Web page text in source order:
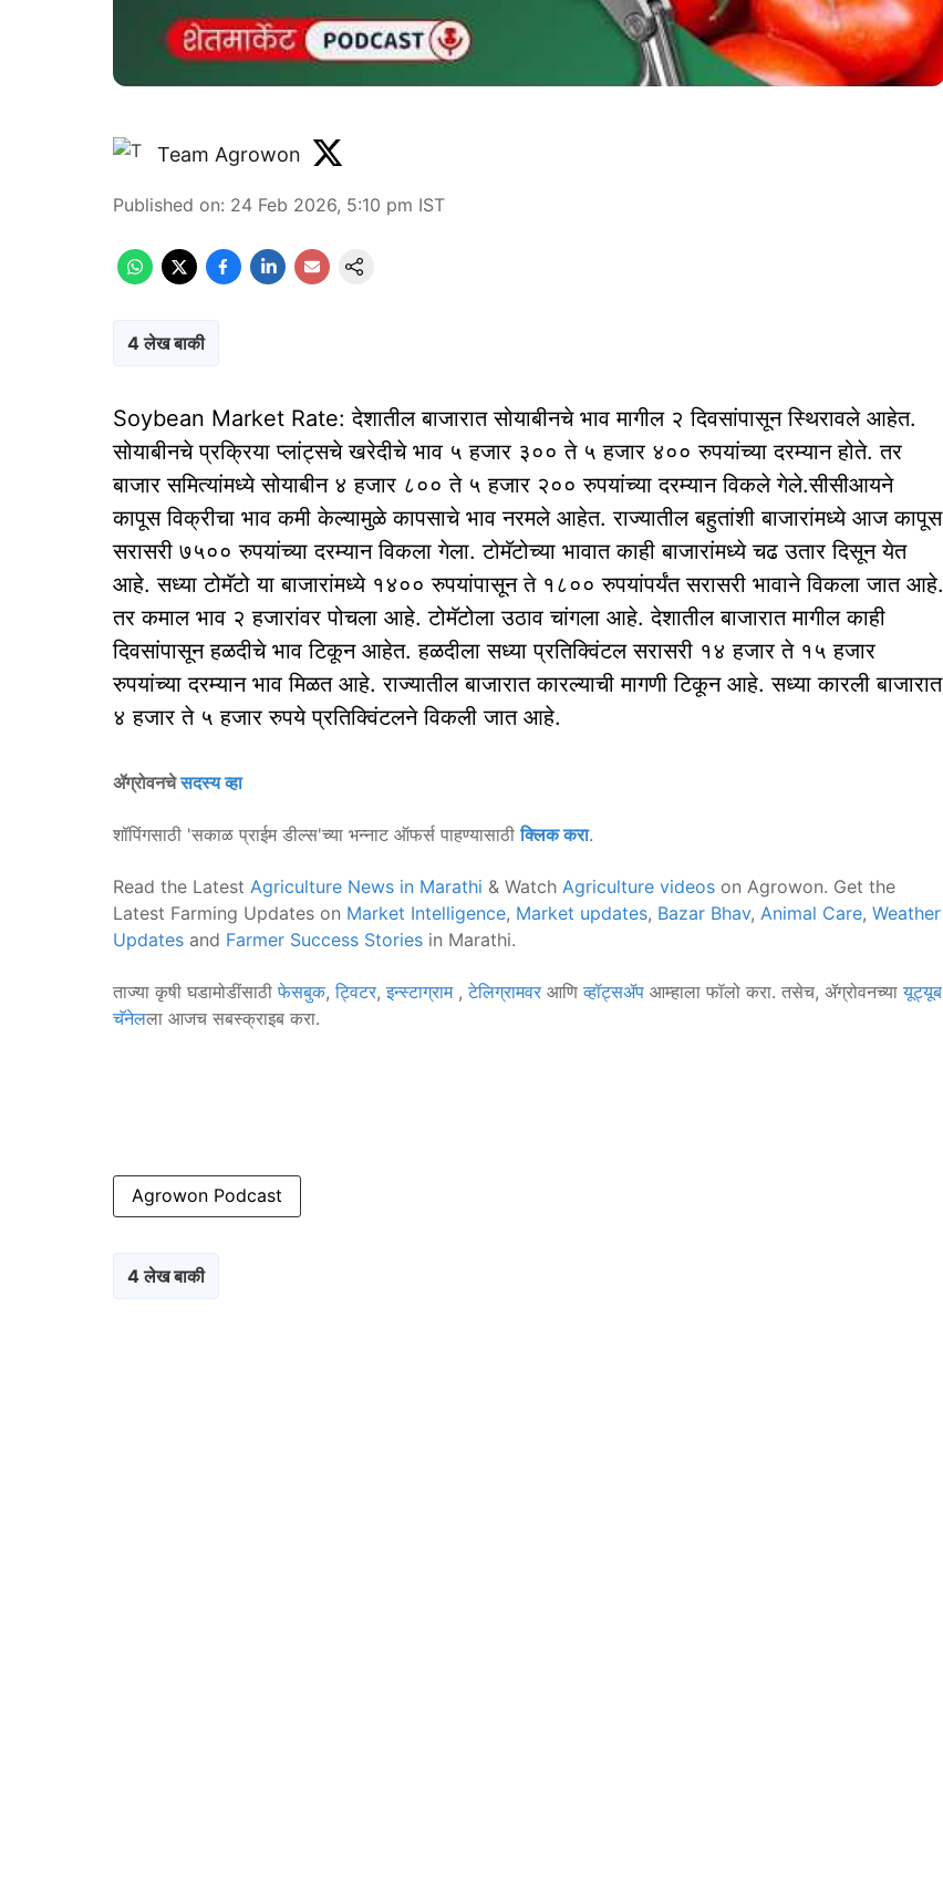
Team Agrowon
Published on: 24 Feb 2026, 5:10 pm IST
4 लेख बाकी
Soybean Market Rate: देशातील बाजारात सोयाबीनचे भाव मागील २ दिवसांपासून स्थिरावले आहेत.
सोयाबीनचे प्रक्रिया प्लांट्सचे खरेदीचे भाव ५ हजार ३०० ते ५ हजार ४०० रुपयांच्या दरम्यान होते. तर
बाजार समित्यांमध्ये सोयाबीन ४ हजार ८०० ते ५ हजार २०० रुपयांच्या दरम्यान विकले गेले.सीसीआयने
कापूस विक्रीचा भाव कमी केल्यामुळे कापसाचे भाव नरमले आहेत. राज्यातील बहुतांशी बाजारांमध्ये आज कापूस
सरासरी ७५०० रुपयांच्या दरम्यान विकला गेला. टोमॅटोच्या भावात काही बाजारांमध्ये चढ उतार दिसून येत
आहे. सध्या टोमॅटो या बाजारांमध्ये १४०० रुपयांपासून ते १८०० रुपयांपर्यंत सरासरी भावाने विकला जात आहे.
तर कमाल भाव २ हजारांवर पोचला आहे. टोमॅटोला उठाव चांगला आहे. देशातील बाजारात मागील काही
दिवसांपासून हळदीचे भाव टिकून आहेत. हळदीला सध्या प्रतिक्विंटल सरासरी १४ हजार ते १५ हजार
रुपयांच्या दरम्यान भाव मिळत आहे. राज्यातील बाजारात कारल्याची मागणी टिकून आहे. सध्या कारली बाजारात
४ हजार ते ५ हजार रुपये प्रतिक्विंटलने विकली जात आहे.
ॲग्रोवनचेसदस्य व्हा
शॉपिंगसाठी 'सकाळ प्राईम डील्स'च्या भन्नाट ऑफर्स पाहण्यासाठीक्लिक करा.
Read the Latest Agriculture News in Marathi & Watch Agriculture videos on Agrowon. Get the
Latest Farming Updates on Market Intelligence, Market updates, Bazar Bhav, Animal Care, Weather
Updates and Farmer Success Stories in Marathi.
ताज्या कृषी घडामोडींसाठीफेसबुक,ट्विटर,इन्स्टाग्राम ,टेलिग्रामवर आणिव्हॉट्सॲप आम्हाला फॉलो करा. तसेच, ॲग्रोवनच्यायूट्यूब
चॅनेलला आजच सबस्क्राइब करा.
Agrowon Podcast
4 लेख बाकी